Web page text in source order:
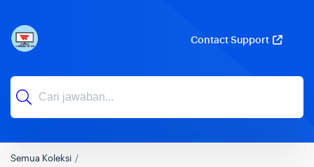
Contact Support
Semua Koleksi